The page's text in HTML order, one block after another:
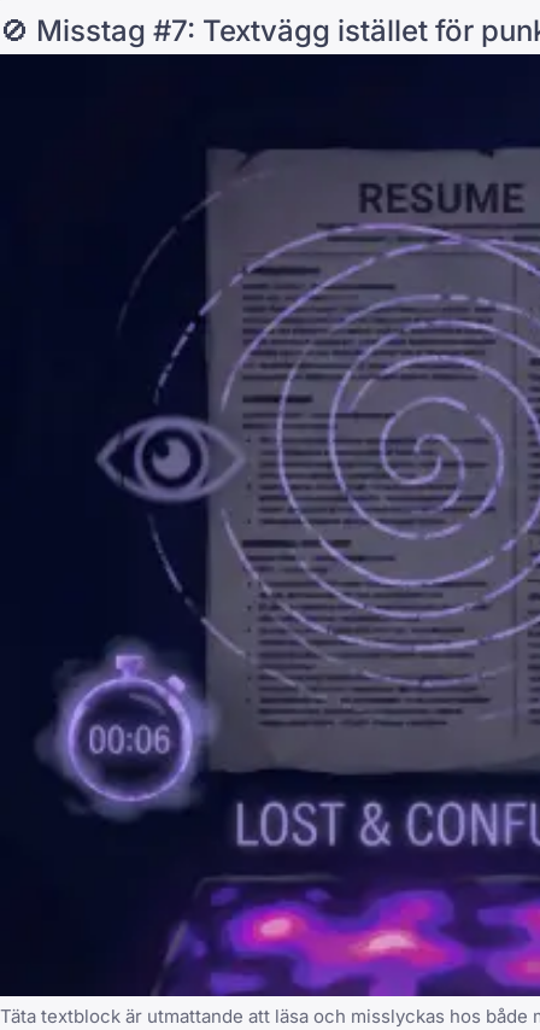
🚫 Misstag #7: Textvägg istället för
Täta textblock är utmattande att läsa och misslyckas hos